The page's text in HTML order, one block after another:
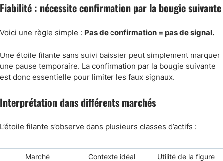
Fiabilité : nécessite confirmation par la bougie suivante
Voici une règle simple : Pas de confirmation = pas de signal.
Une étoile filante sans suivi baissier peut simplement marquer
une pause temporaire. La confirmation par la bougie suivante
est donc essentielle pour limiter les faux signaux.
Interprétation dans différents marchés
L’étoile filante s’observe dans plusieurs classes d’actifs :
Marché Contexte idéal Utilité de la figure